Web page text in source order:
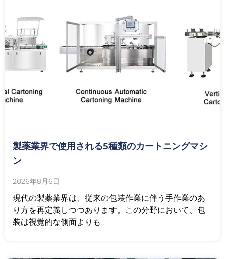
製薬業界で使用される5種類のカートニングマシ
ン
2026年8月6日
現代の製薬業界は、従来の包装作業に伴う手作業のあ
り方を再定義しつつあります。この分野において、包
装は視覚的な側面よりも